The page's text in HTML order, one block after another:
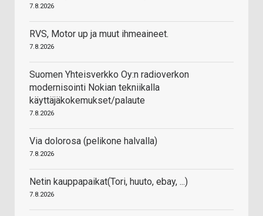
7.8.2026
RVS, Motor up ja muut ihmeaineet.
7.8.2026
Suomen Yhteisverkko Oy:n radioverkon
modernisointi Nokian tekniikalla
käyttäjäkokemukset/palaute
7.8.2026
Via dolorosa (pelikone halvalla)
7.8.2026
Netin kauppapaikat(Tori, huuto, ebay, ...)
7.8.2026